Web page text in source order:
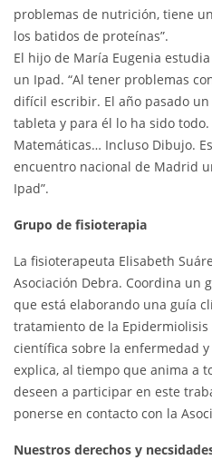
problemas de nutrición, tiene
los batidos de proteínas”.
El hijo de María Eugenia estudia
un Ipad. “Al tener problemas
difícil escribir. El año pasado
tableta y para él lo ha sido todo.
Matemáticas… Incluso Dibujo.
encuentro nacional de Madrid
Ipad”.
Grupo de fisioterapia
La fisioterapeuta Elisabeth
Asociación Debra. Coordina un
que está elaborando una guía
tratamiento de la Epidermiolisis
científica sobre la enfermedad
explica, al tiempo que anima a
deseen a participar en este
ponerse en contacto con la
Nuestros derechos y